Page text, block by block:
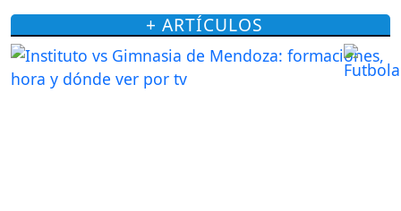
+ ARTÍCULOS